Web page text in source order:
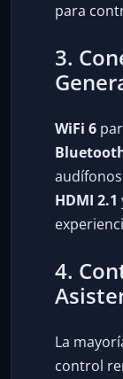
para
3.
WiFi 6
HDMI 2.1
4.
La
control